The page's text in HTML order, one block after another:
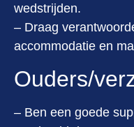
wedstrijden.
– Draag
accommodatie en
Ouders/
– Ben een goede